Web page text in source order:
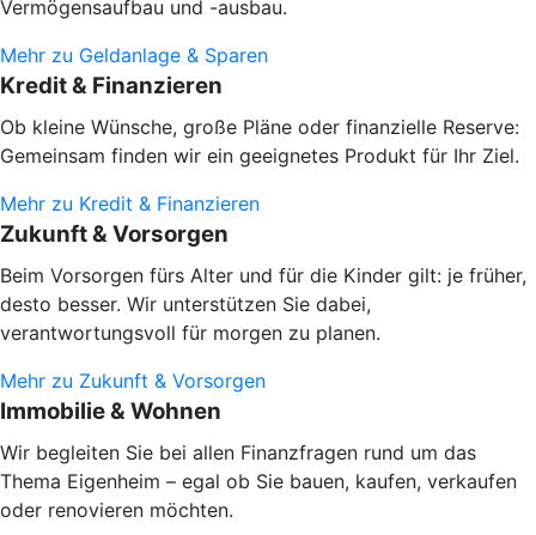
Vermögensaufbau und -ausbau.
Mehr zu Geldanlage & Sparen
Kredit & Finanzieren
Ob kleine Wünsche, große Pläne oder finanzielle Reserve:
Gemeinsam finden wir ein geeignetes Produkt für Ihr Ziel.
Mehr zu Kredit & Finanzieren
Zukunft & Vorsorgen
Beim Vorsorgen fürs Alter und für die Kinder gilt: je früher,
desto besser. Wir unterstützen Sie dabei,
verantwortungsvoll für morgen zu planen.
Mehr zu Zukunft & Vorsorgen
Immobilie & Wohnen
Wir begleiten Sie bei allen Finanzfragen rund um das
Thema Eigenheim – egal ob Sie bauen, kaufen, verkaufen
oder renovieren möchten.